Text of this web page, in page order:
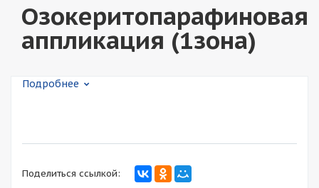
Озокеритопарафиновая
аппликация (1зона)
Подробнее
Поделиться ссылкой: